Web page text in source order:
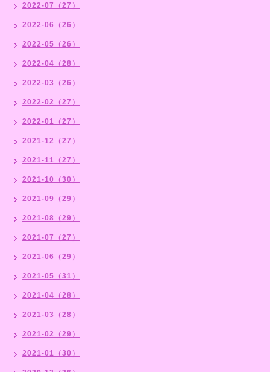
2022-07（27）
2022-06（26）
2022-05（26）
2022-04（28）
2022-03（26）
2022-02（27）
2022-01（27）
2021-12（27）
2021-11（27）
2021-10（30）
2021-09（29）
2021-08（29）
2021-07（27）
2021-06（29）
2021-05（31）
2021-04（28）
2021-03（28）
2021-02（29）
2021-01（30）